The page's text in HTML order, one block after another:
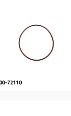
72110